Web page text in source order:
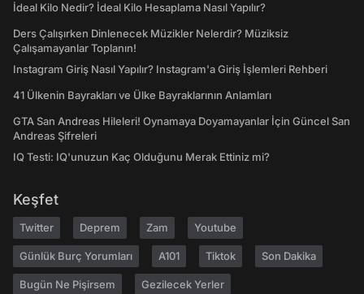
İdeal Kilo Nedir? İdeal Kilo Hesaplama Nasıl Yapılır?
Ders Çalışırken Dinlenecek Müzikler Nelerdir? Müziksiz
Çalışamayanlar Toplanın!
Instagram Giriş Nasıl Yapılır? Instagram'a Giriş İşlemleri Rehberi
41 Ülkenin Bayrakları ve Ülke Bayraklarının Anlamları
GTA San Andreas Hileleri! Oynamaya Doyamayanlar İçin Güncel San
Andreas Şifreleri
IQ Testi: IQ'unuzun Kaç Olduğunu Merak Ettiniz mi?
Keşfet
Twitter Deprem Zam Youtube
Günlük Burç Yorumları A101 Tiktok Son Dakika
Bugün Ne Pişirsem Gezilecek Yerler